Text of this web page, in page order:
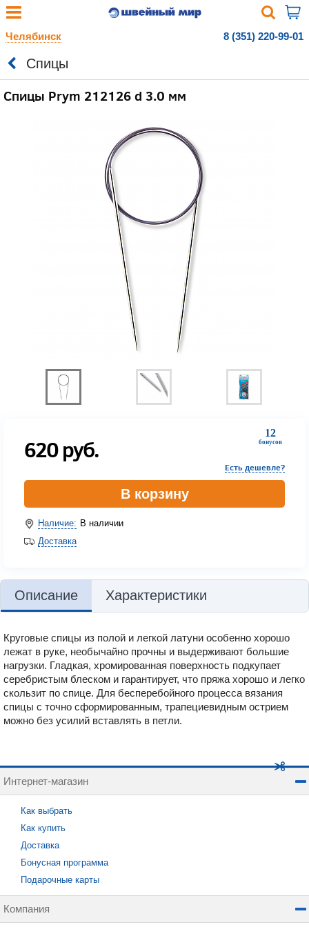
Челябинск 8 (351) 220-99-01
Спицы
Спицы Prym 212126 d 3.0 мм
12
бонусов
620руб.
Есть дешевле?
В корзину
Наличие: В наличии
Доставка
Описание Характеристики
Круговые спицы из полой и легкой латуни особенно хорошо
лежат в руке, необычайно прочны и выдерживают большие
нагрузки. Гладкая, хромированная поверхность подкупает
серебристым блеском и гарантирует, что пряжа хорошо и легко
скользит по спице. Для бесперебойного процесса вязания
спицы с точно сформированным, трапециевидным острием
можно без усилий вставлять в петли.
Интернет-магазин
Как выбрать
Как купить
Доставка
Бонусная программа
Подарочные карты
Компания